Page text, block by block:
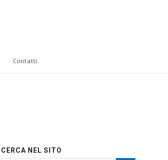
Contatti
CERCA NEL SITO